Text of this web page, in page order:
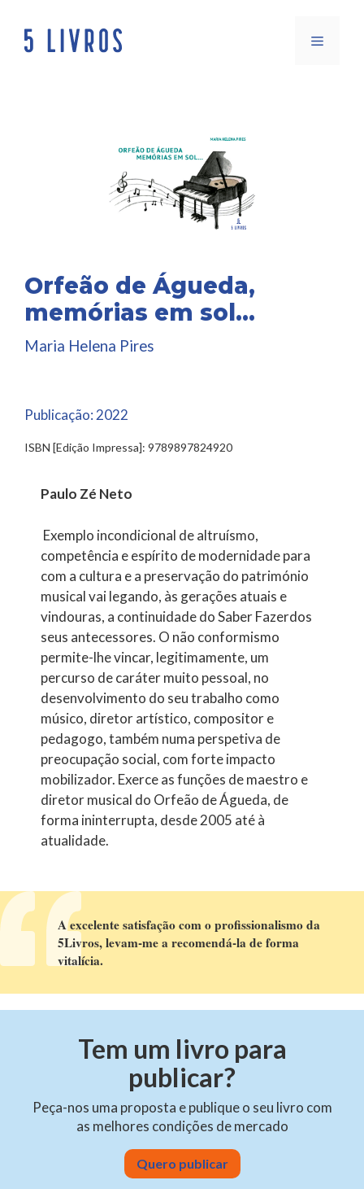
para
Menu
Orfeão de Águeda,
memórias em sol…
Maria Helena Pires
Publicação: 2022
ISBN [Edição Impressa]: 9789897824920
Paulo Zé Neto
Exemplo incondicional de altruísmo,
competência e espírito de modernidade para
com a cultura e a preservação do património
musical vai legando, às gerações atuais e
vindouras, a continuidade do Saber Fazerdos
seus antecessores. O não conformismo
permite-lhe vincar, legitimamente, um
percurso de caráter muito pessoal, no
desenvolvimento do seu trabalho como
músico, diretor artístico, compositor e
pedagogo, também numa perspetiva de
preocupação social, com forte impacto
mobilizador. Exerce as funções de maestro e
diretor musical do Orfeão de Águeda, de
forma ininterrupta, desde 2005 até à
atualidade.
A excelente satisfação com o profissionalismo da
5Livros, levam-me a recomendá-la de forma
vitalícia.
Tem um livro para
publicar?
Peça-nos uma proposta e publique o seu livro com
as melhores condições de mercado
Quero publicar